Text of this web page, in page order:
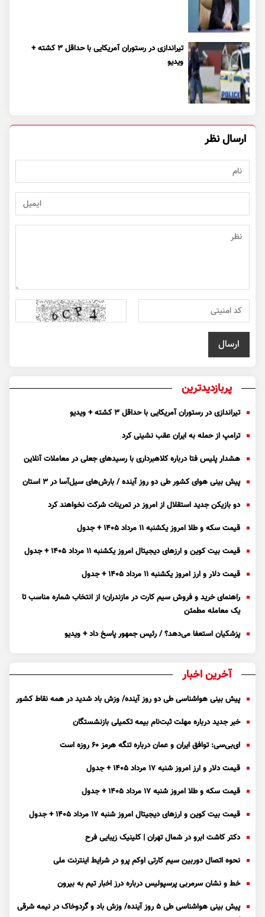
تیراندازی در رستوران آمریکایی با حداقل ۳ کشته +
ویدیو
ارسال نظر
پربازدیدترین
تیراندازی در رستوران آمریکایی با حداقل ۳ کشته + ویدیو
ترامپ از حمله به ایران عقب نشینی کرد
هشدار پلیس فتا درباره کلاهبرداری با رسید‌های جعلی در معاملات آنلاین
پیش بینی هوای کشور طی دو روز آینده / بارش‌های سیل‌آسا در ۳ استان
دو بازیکن جدید استقلال از امروز در تمرینات شرکت نخواهند کرد
قیمت سکه و طلا امروز یکشنبه ۱۱ مرداد ۱۴۰۵ + جدول
قیمت بیت کوین و ارز‌های دیجیتال امروز یکشنبه ۱۱ مرداد ۱۴۰۵ + جدول
قیمت دلار و ارز امروز یکشنبه ۱۱ مرداد ۱۴۰۵ + جدول
راهنمای خرید و فروش سیم کارت در مازندران؛ از انتخاب شماره مناسب تا
یک معامله مطمئن
پزشکیان استعفا می‌دهد؟ / رئیس جمهور پاسخ داد + ویدیو
آخرین اخبار
پیش بینی هواشناسی طی دو روز آینده/ وزش باد شدید در همه نقاط کشور
خبر جدید درباره مهلت ثبت‌نام بیمه تکمیلی بازنشستگان
ای‌بی‌سی: توافق ایران و عمان درباره تنگه هرمز ۶۰ روزه است
قیمت دلار و ارز امروز شنبه ۱۷ مرداد ۱۴۰۵ + جدول
قیمت سکه و طلا امروز شنبه ۱۷ مرداد ۱۴۰۵ + جدول
قیمت بیت کوین و ارز‌های دیجیتال امروز شنبه ۱۷ مرداد ۱۴۰۵ + جدول
دکتر کاشت ابرو در شمال تهران | کلینیک زیبایی فرح
نحوه اتصال دوربین سیم کارتی اوکم پرو در شرایط اینترنت ملی
خط و نشان سرمربی پرسپولیس درباره درز اخبار تیم به بیرون
پیش بینی هواشناسی طی ۵ روز آینده/ وزش باد و گردوخاک در نیمه شرقی